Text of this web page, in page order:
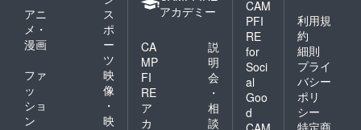
アニ
メ・
漫画
ス
ポ
ー
ツ
ファ
ッ
ショ
ン
映
像
・
映
アカデミー
CA
MP
FI
RE
ア
カ
説
明
会
・
相
談
CAM
PFI
RE
for
Soci
al
Goo
d
利用規
約
細則
プライ
バシー
ポリ
シー
特定商